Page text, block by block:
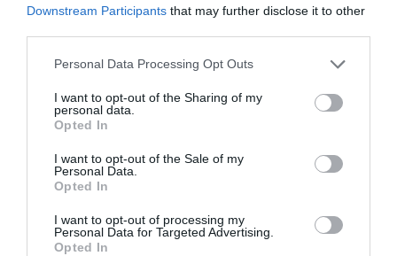
Downstream Participants that may further disclose it to other
Personal Data Processing Opt Outs
I want to opt-out of the Sharing of my
personal data.
Opted In
I want to opt-out of the Sale of my
Personal Data.
Opted In
I want to opt-out of processing my
Personal Data for Targeted Advertising.
Opted In